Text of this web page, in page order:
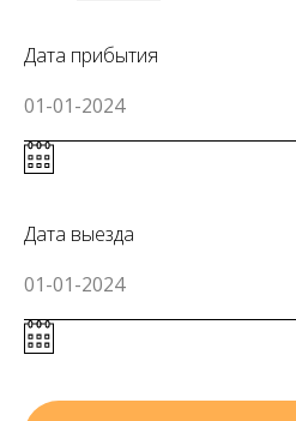
Дата прибытия
Дата выезда